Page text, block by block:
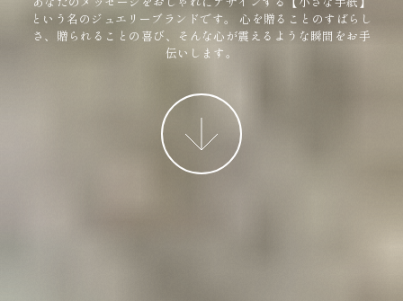
という名のジュエリーブランドです。
心を贈ることのすばらし
さ、贈られることの喜び、そんな心が震えるような瞬間をお手
伝いします。